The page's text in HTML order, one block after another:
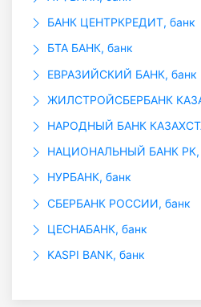
БАНК ЦЕНТРКРЕДИТ, банк
БТА БАНК, банк
ЕВРАЗИЙСКИЙ БАНК, банк
ЖИЛСТРОЙСБЕРБАНК
НАРОДНЫЙ БАНК
НАЦИОНАЛЬНЫЙ БАНК РК,
НУРБАНК, банк
СБЕРБАНК РОССИИ, банк
ЦЕСНАБАНК, банк
KASPI BANK, банк